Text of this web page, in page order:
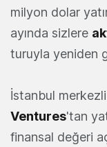
milyon dolar
ayında sizlere
turuyla yeniden
İstanbul merkezli
Ventures'tan
finansal değeri